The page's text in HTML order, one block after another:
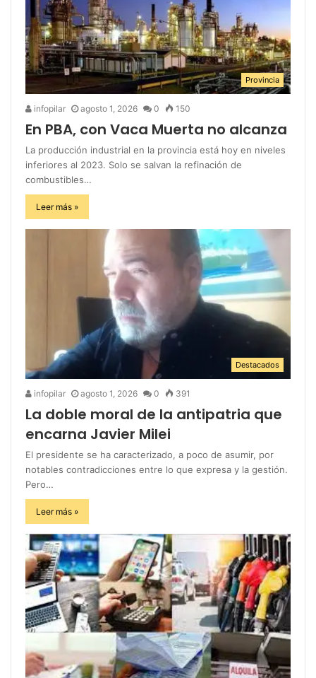
Provincia
infopilar agosto 1, 2026 0 150
En PBA, con Vaca Muerta no alcanza
La producción industrial en la provincia está hoy en niveles
inferiores al 2023. Solo se salvan la refinación de
combustibles…
Leer más »
Destacados
infopilar agosto 1, 2026 0 391
La doble moral de la antipatria que
encarna Javier Milei
El presidente se ha caracterizado, a poco de asumir, por
notables contradicciones entre lo que expresa y la gestión.
Pero…
Leer más »